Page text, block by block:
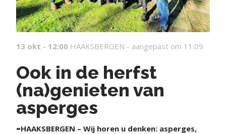
13 okt - 12:00 HAAKSBERGEN - aangepast om 11:09
Ook in de herfst
(na)genieten van
asperges
=HAAKSBERGEN – Wij horen u denken: asperges,